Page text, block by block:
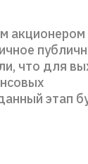
акционером
что для
этап